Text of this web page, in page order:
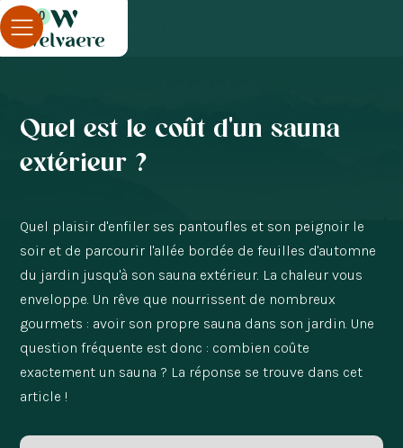
0
Blog
Quel est le coût d'un sauna extérieur ?
Quel est le coût d'un sauna
extérieur ?
Quel plaisir d'enfiler ses pantoufles et son peignoir le
soir et de parcourir l'allée bordée de feuilles d'automne
du jardin jusqu'à son sauna extérieur. La chaleur vous
enveloppe. Un rêve que nourrissent de nombreux
gourmets : avoir son propre sauna dans son jardin. Une
question fréquente est donc : combien coûte
exactement un sauna ? La réponse se trouve dans cet
article !